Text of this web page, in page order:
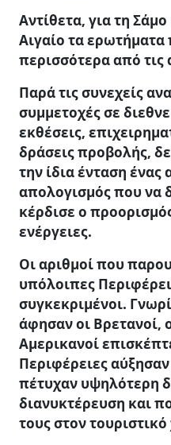
Αντίθετα, για τη
Αιγαίο τα
περισσότερα από τις
Παρά τις συνεχείς
συμμετοχές σε
εκθέσεις,
δράσεις προβολής,
την ίδια ένταση ένας
απολογισμός που να
κέρδισε ο
ενέργειες.
Οι αριθμοί που
υπόλοιπες
συγκεκριμένοι.
άφησαν οι Βρετανοί,
Αμερικανοί
Περιφέρειες
πέτυχαν υψηλότερη
διανυκτέρευση και
τους στον